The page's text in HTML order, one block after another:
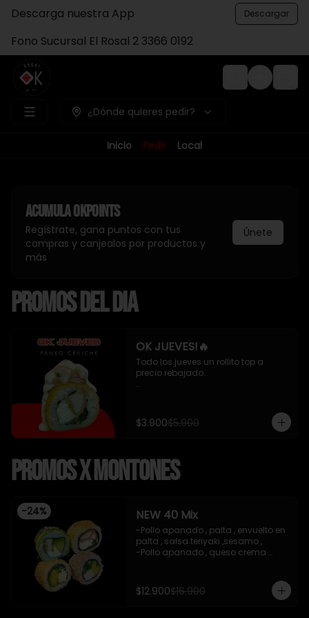
Descarga nuestra App Descargar
Fono Sucursal El Rosal 2 3366 0192
Login
¿Dónde quieres pedir?
Inicio Pedir Local
AcumulaOkpoints
Regístrate, gana puntos con tus
compras y canjealos por productos y
más
Únete
PROMOS DEL DIA
OK JUEVES!🔥
Todo los jueves un rollito top a
precio rebajado.
cubierto de ceviche mixto y salsa
acevichada 8 piezas , incluye 1
*Incluye 1 salsa de soya*
$3.900$5.900
Promos x Montones
-24% NEW 40 Mix
-Pollo apanado , palta , envuelto en
palta , salsa teriyaki ,sesamo ,
-Pollo apanado , queso crema
apanado en panko .
-Kanikama , palta , cebollin ,
$12.900$16.900